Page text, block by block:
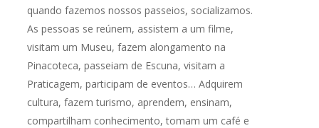
quando fazemos nossos passeios, socializamos.
As pessoas se reúnem, assistem a um filme,
visitam um Museu, fazem alongamento na
Pinacoteca, passeiam de Escuna, visitam a
Praticagem, participam de eventos… Adquirem
cultura, fazem turismo, aprendem, ensinam,
compartilham conhecimento, tomam um café e